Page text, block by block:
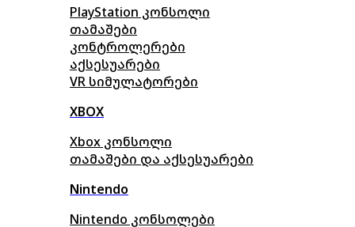
PlayStation კონსოლი
თამაშები
კონტროლერები
აქსესუარები
VR სიმულატორები
XBOX
Xbox კონსოლი
თამაშები და აქსესუარები
Nintendo
Nintendo კონსოლები